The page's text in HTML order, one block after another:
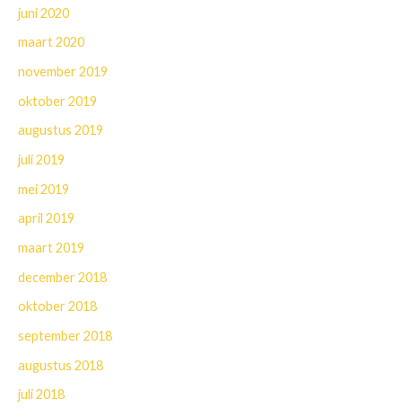
juni 2020
maart 2020
november 2019
oktober 2019
augustus 2019
juli 2019
mei 2019
april 2019
maart 2019
december 2018
oktober 2018
september 2018
augustus 2018
juli 2018